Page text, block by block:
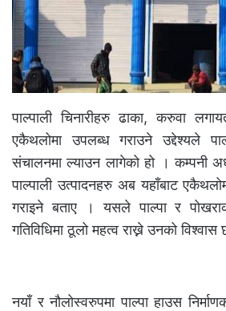
पाल्पाली चिनारीहरु ढाका, करुवा
एकैथलोमा उपलब्ध गराउने उद्देश्यले
संचालनमा ल्याउन लागेको हो । कम्पनी
पाल्पाली उत्पादनहरु अब यहाँबाट
गराइने बताए । यसले पाल्पा र
गतिविधिमा ठूलो महत्व राख्ने उनको विश्वास
नयाँ र नौलोस्वरुपमा पाल्पा हाउस